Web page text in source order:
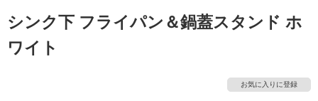
キッチン 浴室（風呂・バスルー
トイレ
ドア（扉）・
施工事例 法人案件納入事例
ミラタップ
ショールーム
ショールームの
ショールーム
シンク下 フライパン＆鍋蓋スタンド ホ
ワイト
お気に入りに登録
タ